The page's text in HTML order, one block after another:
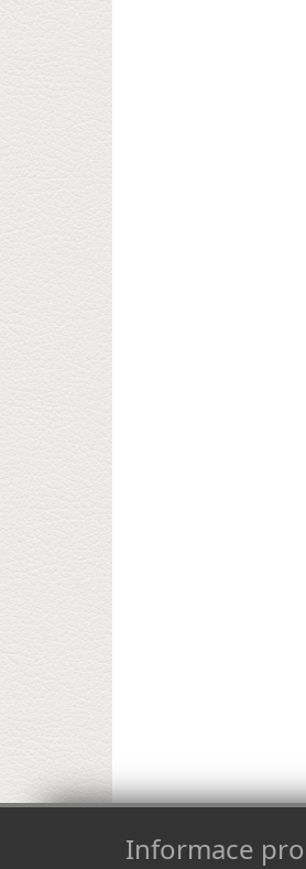
Informace pro